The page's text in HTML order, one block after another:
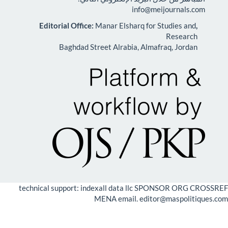
Manar Elsharq for
Baghdad Street Alrabia,
technical support: indexall data llc
MENA email.